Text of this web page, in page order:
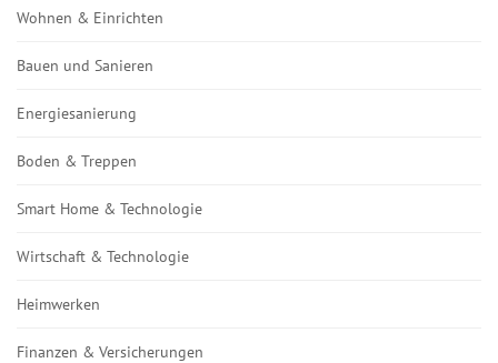
Wohnen & Einrichten
Bauen und Sanieren
Energiesanierung
Boden & Treppen
Smart Home & Technologie
Wirtschaft & Technologie
Heimwerken
Finanzen & Versicherungen